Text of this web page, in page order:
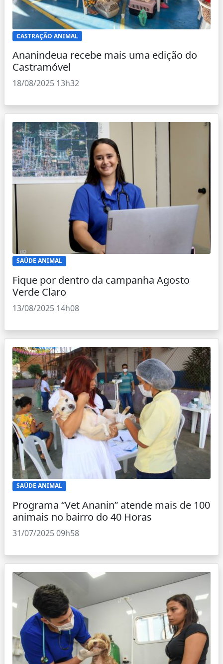
CASTRAÇÃO ANIMAL
Ananindeua recebe mais uma edição do
Castramóvel
18/08/2025 13h32
SAÚDE ANIMAL
Fique por dentro da campanha Agosto
Verde Claro
13/08/2025 14h08
SAÚDE ANIMAL
Programa “Vet Ananin” atende mais de 100
animais no bairro do 40 Horas
31/07/2025 09h58